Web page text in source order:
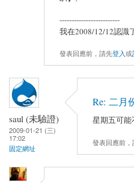
-------------------------
我在2008/12/12認識
發表回應前，請先登入或
saul (未驗證)
2009-01-21 (三)
17:02
固定網址
Re: 二月
星期五可能
發表回應前，